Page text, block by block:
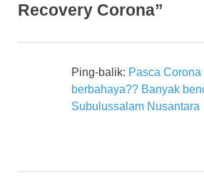
Recovery Corona”
Ping-balik: Pasca Corona
berbahaya?? Banyak
Subulussalam Nusantara